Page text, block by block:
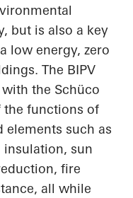
but is also a key
low energy, zero
The BIPV
the Schüco
the functions of
such as
sun
fire
all while